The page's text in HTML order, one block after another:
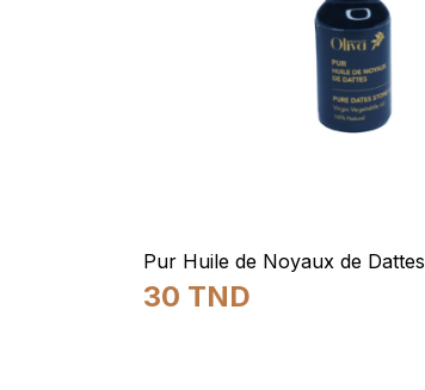
Pur Huile de Noyaux de Dattes
30 TND